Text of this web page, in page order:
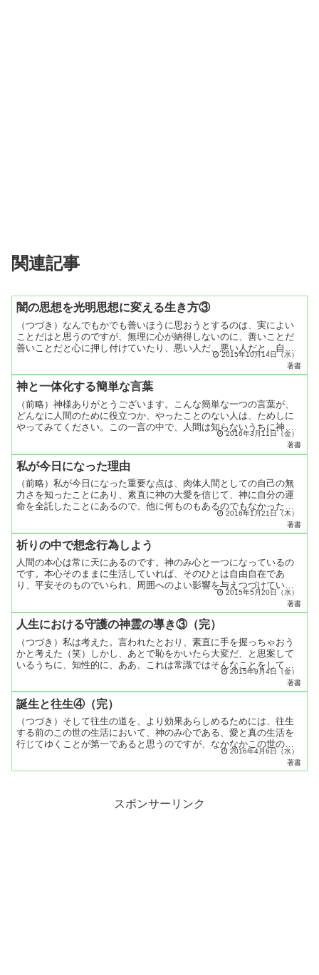
関連記事
闇の思想を光明思想に変える生き方③
（つづき）なんでもかでも善いほうに思おうとするのは、実によい
ことだはと思うのですが、無理に心が納得しないのに、善いことだ
善いことだと心に押し付けていたり、悪い人だ、悪い人だと、自然
に想いのほうでは思えてくるのに、善い人だ、善い人だ、と無理
2015年10月14日（水）
著書
神と一体化する簡単な言葉
（前略）神様ありがとうございます。こんな簡単な一つの言葉が、
どんなに人間のために役立つか、やったことのない人は、ためしに
やってみてください。この一言の中で、人間は知らないうちに神と
の一体化を成し遂げてゆきます。（後略）五井昌久著『聖なる世
2016年3月11日（金）
著書
私が今日になった理由
（前略）私が今日になった重要な点は、肉体人間としての自己の無
力さを知ったことにあり、素直に神の大愛を信じて、神に自分の運
命を全託したことにあるので、他に何ものもあるのでもなかったの
です。法然親鸞の通った道を、私も同じように通ったのでした。
2016年1月21日（木）
著書
祈りの中で想念行為しよう
人間の本心は常に天にあるのです。神のみ心と一つになっているの
です。本心そのままに生活していれば、そのひとは自由自在であ
り、平安そのものでいられ、周囲へのよい影響を与えつづけていら
れるのです。業想念波動を土台にして、しかもそうした業想念波動
2015年5月20日（水）
著書
人生における守護の神霊の導き③（完）
（つづき）私は考えた。言われたとおり、素直に手を握っちゃおう
かと考えた（笑）しかし、あとで恥をかいたら大変だ、と思案して
いるうちに、知性的に、ああ、これは常識ではそんなことをしては
いけないんだ、絶対いけない、必死になって動く手を押さえつけ
2015年9月4日（金）
著書
誕生と往生④（完）
（つづき）そして往生の道を、より効果あらしめるためには、往生
する前のこの世の生活において、神のみ心である、愛と真の生活を
行じてゆくことが第一であると思うのですが、なかなかこの世の生
活では、愛と真の生活が行じにくい、そこで私は、世界平和の祈
2016年4月6日（水）
著書
スポンサーリンク